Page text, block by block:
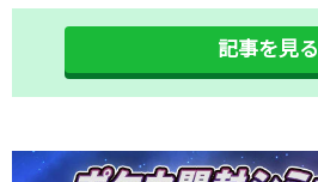
記事を見る